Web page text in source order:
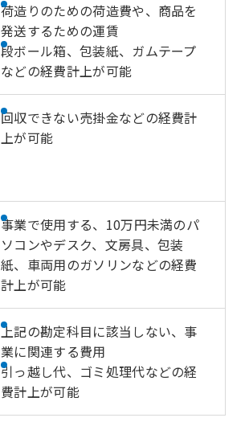
荷造りのための荷造費や、商品を
発送するための運賃
段ボール箱、包装紙、ガムテープ
などの経費計上が可能
回収できない売掛金などの経費計
上が可能
事業で使用する、10万円未満のパ
ソコンやデスク、文房具、包装
紙、車両用のガソリンなどの経費
計上が可能
上記の勘定科目に該当しない、事
業に関連する費用
引っ越し代、ゴミ処理代などの経
費計上が可能